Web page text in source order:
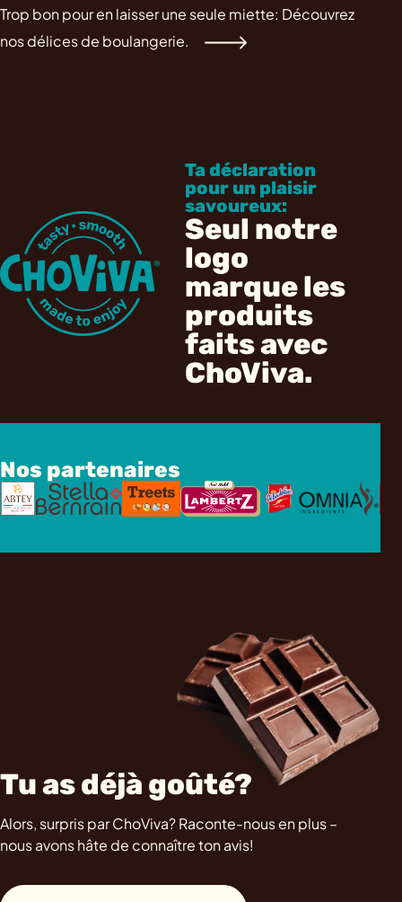
Trop bon pour en laisser une seule miette: Découvrez
nos délices de boulangerie.
Ta déclaration
pour un plaisir
savoureux:
Seul notre
logo
marque les
produits
faits avec
ChoViva.
Nos partenaires
Tu as déjà goûté?
Alors, surpris par ChoViva? Raconte-nous en plus –
nous avons hâte de connaître ton avis!